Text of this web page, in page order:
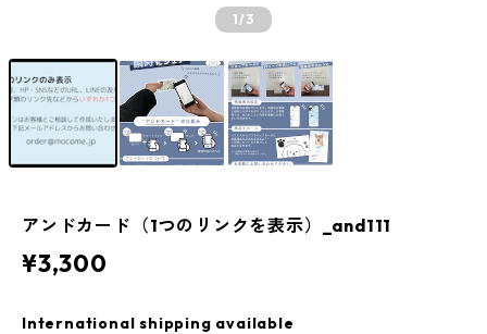
1/3
アンドカード（1つのリンクを表示）_and111
¥3,300
International shipping available